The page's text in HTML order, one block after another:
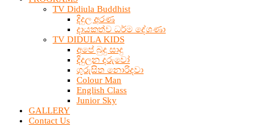
TV Didiula Buddhist
දිදුල අරණ
දායකත්ව ධර්ම දේශණා
TV DIDULA KIDS
අපේ බුදු සාදු
දිදුලන දරුවෝ
ගුරුසිත නොරිදවා
Colour Man
English Class
Junior Sky
GALLERY
Contact Us